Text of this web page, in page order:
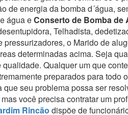
de energia da bomba d´água,
água eConserto de Bomba de
Telhadista,
o Marido de
determinadas acima. Seja
qualidade. Qualquer um que
preparados para todo
seu problema possa ser
você precisa contratar um
Rincão dispõe de